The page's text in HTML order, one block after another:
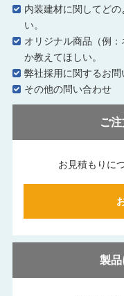
内装建材に関してど
い。
オリジナル商品（例
か教えてほしい。
弊社採用に関するお問
その他の問い合わせ
ご
お見積もりに
製品